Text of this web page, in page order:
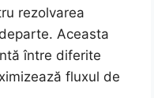
rezolvarea
Aceasta
între diferite
fluxul de